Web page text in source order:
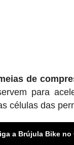
de
para
células das
a Brújula Bike no